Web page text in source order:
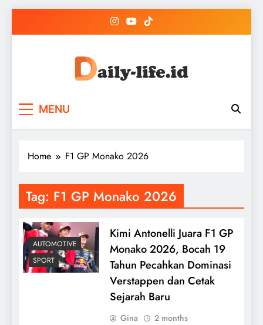
MENU
Home F1 GP Monako 2026
Tag: F1 GP Monako 2026
AUTOMOTIVE
SPORT
Kimi Antonelli Juara F1 GP
Monako 2026, Bocah 19
Tahun Pecahkan Dominasi
Verstappen dan Cetak
Sejarah Baru
Gina
2 months